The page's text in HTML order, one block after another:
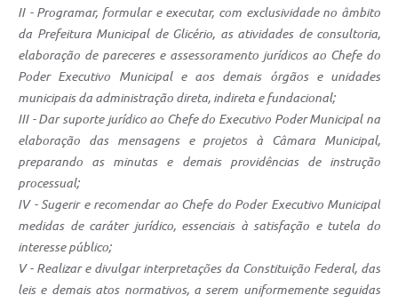
II - Programar, formular e executar, com exclusividade no âmbito
da Prefeitura Municipal de Glicério, as atividades de consultoria,
elaboração de pareceres e assessoramento jurídicos ao Chefe do
Poder Executivo Municipal e aos demais órgãos e unidades
municipais da administração direta, indireta e fundacional;
III - Dar suporte jurídico ao Chefe do Executivo Poder Municipal na
elaboração das mensagens e projetos à Câmara Municipal,
preparando as minutas e demais providências de instrução
processual;
IV - Sugerir e recomendar ao Chefe do Poder Executivo Municipal
medidas de caráter jurídico, essenciais à satisfação e tutela do
interesse público;
V - Realizar e divulgar interpretações da Constituição Federal, das
leis e demais atos normativos, a serem uniformemente seguidas